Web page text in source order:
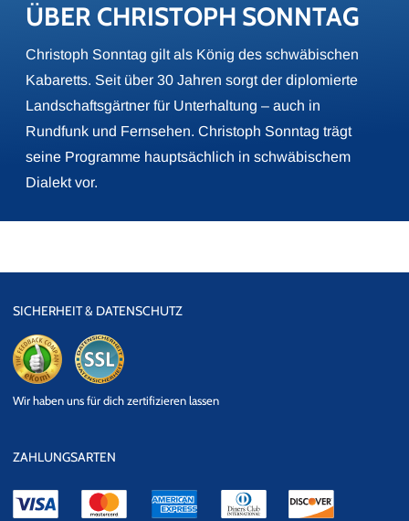
ÜBER CHRIS­TOPH SONN­TAG
Christoph Sonntag gilt als König des schwäbischen
Kabaretts. Seit über 30 Jahren sorgt der diplomierte
Landschaftsgärtner für Unterhaltung – auch in
Rundfunk und Fernsehen. Christoph Sonntag trägt
seine Programme hauptsächlich in schwäbischem
Dialekt vor.
SICHERHEIT & DATENSCHUTZ
Datensicherheit
Wir haben uns für dich zertifizieren lassen
ZAHLUNGSARTEN